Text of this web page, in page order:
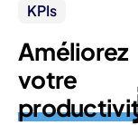
KPIs
Améliorez
votre